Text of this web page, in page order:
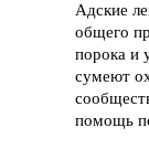
Адские
общего
порока и
сумеют
помощь